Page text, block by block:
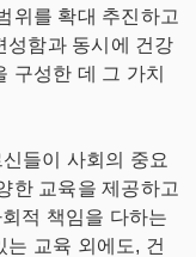
위를 확대 추진하고
성함과 동시에 건강
구성한 데 그 가치
들이 사회의 중요
한 교육을 제공하고
적 책임을 다하는
교육 외에도, 건